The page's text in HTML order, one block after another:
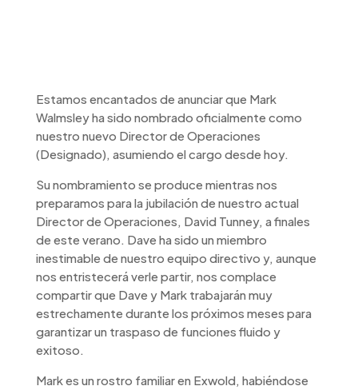
Estamos encantados de anunciar que Mark
Walmsley ha sido nombrado oficialmente como
nuestro nuevo Director de Operaciones
(Designado), asumiendo el cargo desde hoy.
Su nombramiento se produce mientras nos
preparamos para la jubilación de nuestro actual
Director de Operaciones, David Tunney, a finales
de este verano. Dave ha sido un miembro
inestimable de nuestro equipo directivo y, aunque
nos entristecerá verle partir, nos complace
compartir que Dave y Mark trabajarán muy
estrechamente durante los próximos meses para
garantizar un traspaso de funciones fluido y
exitoso.
Mark es un rostro familiar en Exwold, habiéndose